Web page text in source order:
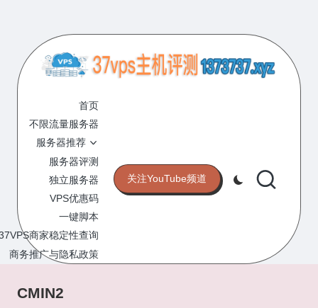
content
7
V
P
S
主
机
评
测
的
VPS
网
站
首页
不限流量服务器
服务器推荐
服务器评测
独立服务器
VPS优惠码
一键脚本
商家稳定性查询
商务推广与隐私政策
关注YouTube频道
CMIN2